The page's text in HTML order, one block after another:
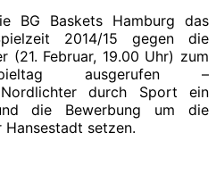
BG Baskets Hamburg das
2014/15 gegen die
(21. Februar, 19.00 Uhr) zum
ausgerufen –
durch Sport ein
die Bewerbung um die
setzen.